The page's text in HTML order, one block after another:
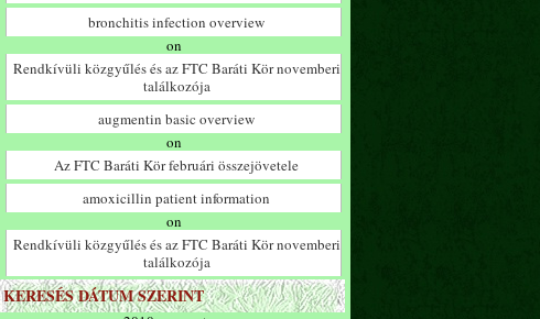
bronchitis infection overview
on
Rendkívüli közgyűlés és az FTC Baráti Kör novemberi
találkozója
augmentin basic overview
on
Az FTC Baráti Kör februári összejövetele
amoxicillin patient information
on
Rendkívüli közgyűlés és az FTC Baráti Kör novemberi
találkozója
KERESÉS DÁTUM SZERINT